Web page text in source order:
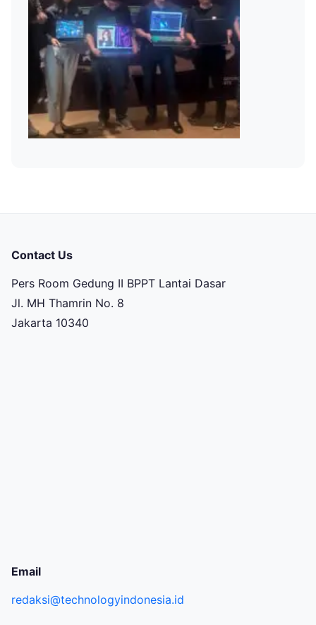
Contact Us
Pers Room Gedung II BPPT Lantai Dasar
Jl. MH Thamrin No. 8
Jakarta 10340
Email
redaksi@technologyindonesia.id